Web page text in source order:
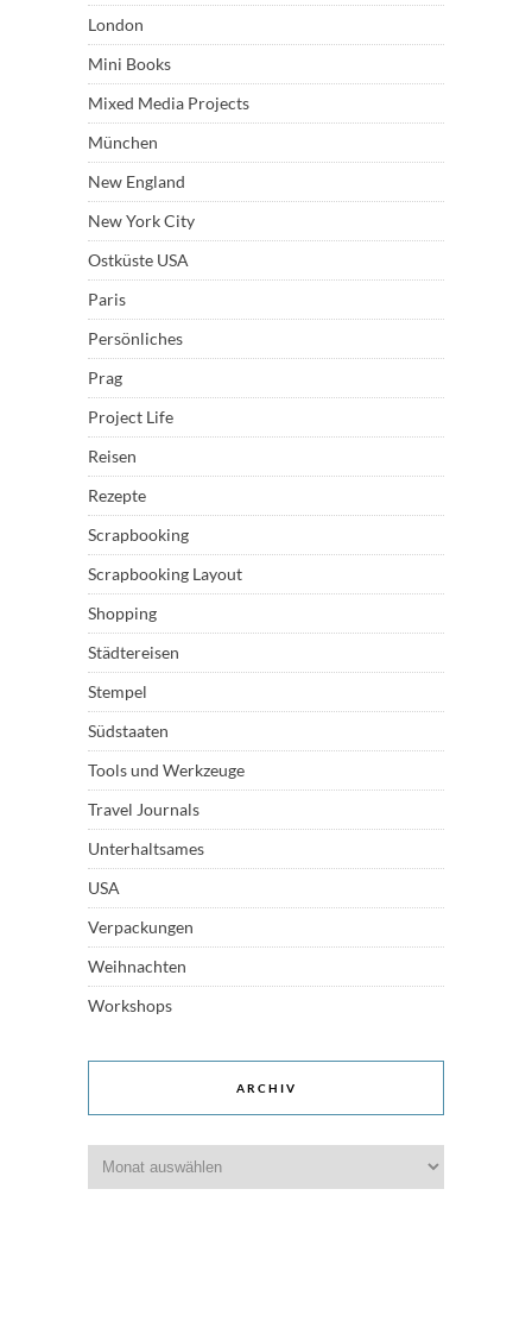
London
Mini Books
Mixed Media Projects
München
New England
New York City
Ostküste USA
Paris
Persönliches
Prag
Project Life
Reisen
Rezepte
Scrapbooking
Scrapbooking Layout
Shopping
Städtereisen
Stempel
Südstaaten
Tools und Werkzeuge
Travel Journals
Unterhaltsames
USA
Verpackungen
Weihnachten
Workshops
ARCHIV